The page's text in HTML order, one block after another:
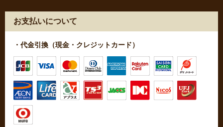
お支払いについて
・代金引換（現金・クレジットカード）